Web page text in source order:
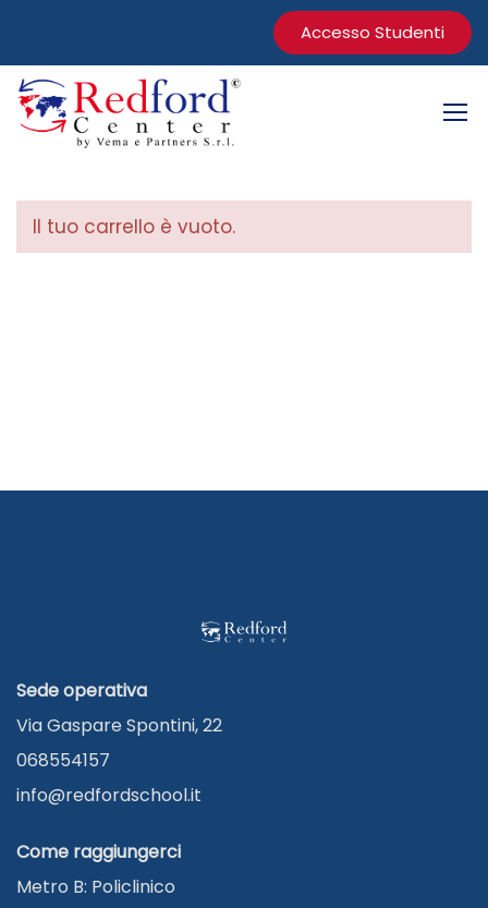
Accesso Studenti
Il tuo carrello è vuoto.
Sede operativa
Via Gaspare Spontini, 22
068554157
info@redfordschool.it
Come raggiungerci
Metro B: Policlinico